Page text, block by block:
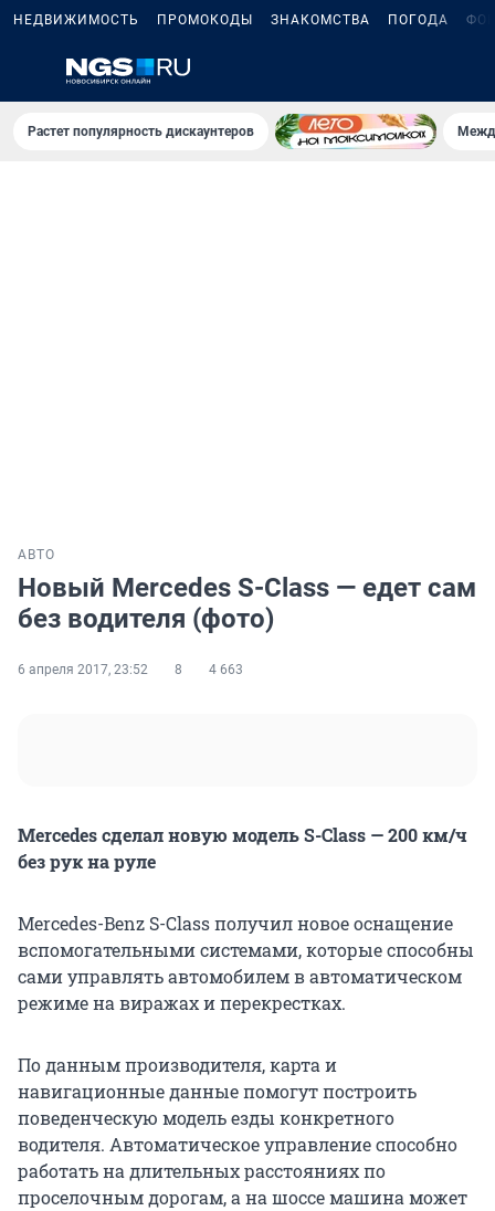
НЕДВИЖИМОСТЬ ПРОМОКОДЫ ЗНАКОМСТВА ПОГОДА
Растет популярность дискаунтеров
АВТО
Новый Mercedes S-Class — едет сам
без водителя (фото)
6 апреля 2017, 23:52 8 4 663
Mercedes сделал новую модель S-Class — 200 км/ч
без рук на руле
Mercedes-Benz S-Class получил новое оснащение
вспомогательными системами, которые способны
сами управлять автомобилем в автоматическом
режиме на виражах и перекрестках.
По данным производителя, карта и
навигационные данные помогут построить
поведенческую модель езды конкретного
водителя. Автоматическое управление способно
работать на длительных расстояниях по
проселочным дорогам, а на шоссе машина может